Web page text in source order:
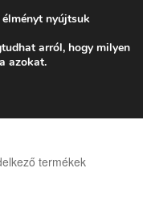
Ft-tól
06 80 088 054
termékek
nyújtsuk
arról, hogy milyen
azokat.